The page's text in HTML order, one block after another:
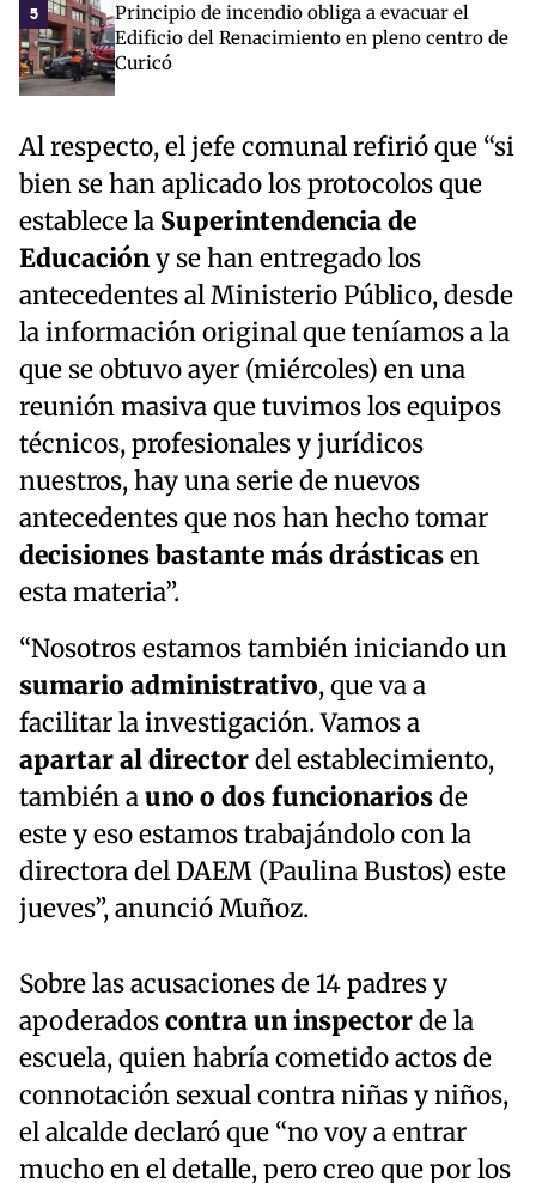
5
Principio de incendio obliga a evacuar el
Edificio del Renacimiento en pleno centro de
Curicó
Al respecto, el jefe comunal refirió que “si
bien se han aplicado los protocolos que
establece la Superintendencia de
Educacióny se han entregado los
antecedentes al Ministerio Público, desde
la información original que teníamos a la
que se obtuvo ayer (miércoles) en una
reunión masiva que tuvimos los equipos
técnicos, profesionales y jurídicos
nuestros, hay una serie de nuevos
antecedentes que nos han hecho tomar
decisiones bastante más drásticasen
esta materia”.
“Nosotros estamos también iniciando un
sumario administrativo, que va a
facilitar la investigación. Vamos a
apartar al directordel establecimiento,
también auno o dos funcionariosde
este y eso estamos trabajándolo con la
directora del DAEM (Paulina Bustos) este
jueves”, anunció Muñoz.
Sobre las acusaciones de 14 padres y
apoderadoscontra un inspectorde la
escuela, quien habría cometido actos de
connotación sexual contra niñas y niños,
el alcalde declaró que “no voy a entrar
mucho en el detalle, pero creo que por los